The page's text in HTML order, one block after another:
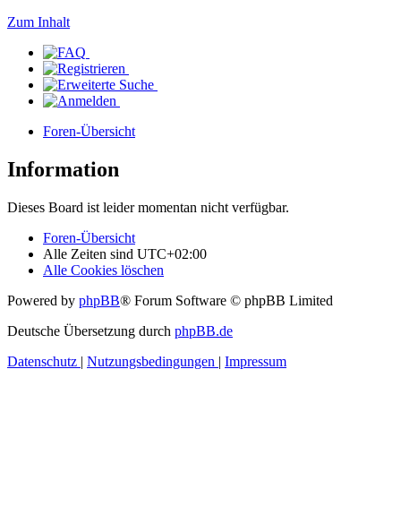
Zum Inhalt
Foren-Übersicht
Information
Dieses Board ist leider momentan nicht verfügbar.
Foren-Übersicht
Alle Zeiten sind UTC+02:00
Alle Cookies löschen
Powered by phpBB® Forum Software © phpBB Limited
Deutsche Übersetzung durch phpBB.de
Datenschutz | Nutzungsbedingungen | Impressum